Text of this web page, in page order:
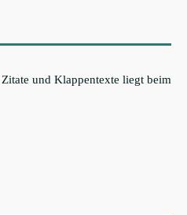
und Klappentexte liegt beim